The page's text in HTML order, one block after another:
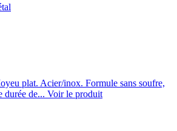
plat. Acier/inox. Formule sans soufre,
durée de... Voir le produit